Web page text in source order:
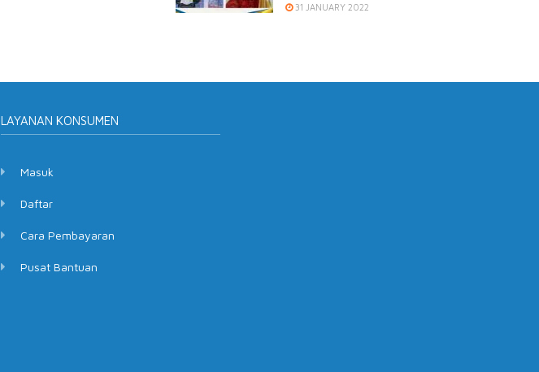
31 JANUARY 2022
LAYANAN KONSUMEN
Masuk
Daftar
Cara Pembayaran
Pusat Bantuan